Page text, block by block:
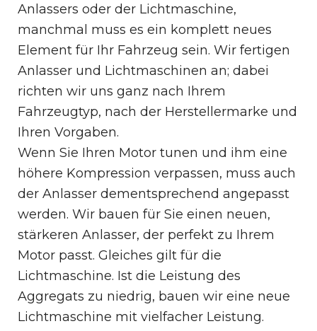
Anlassers oder der Lichtmaschine,
manchmal muss es ein komplett neues
Element für Ihr Fahrzeug sein. Wir fertigen
Anlasser und Lichtmaschinen an; dabei
richten wir uns ganz nach Ihrem
Fahrzeugtyp, nach der Herstellermarke und
Ihren Vorgaben.
Wenn Sie Ihren Motor tunen und ihm eine
höhere Kompression verpassen, muss auch
der Anlasser dementsprechend angepasst
werden. Wir bauen für Sie einen neuen,
stärkeren Anlasser, der perfekt zu Ihrem
Motor passt. Gleiches gilt für die
Lichtmaschine. Ist die Leistung des
Aggregats zu niedrig, bauen wir eine neue
Lichtmaschine mit vielfacher Leistung.